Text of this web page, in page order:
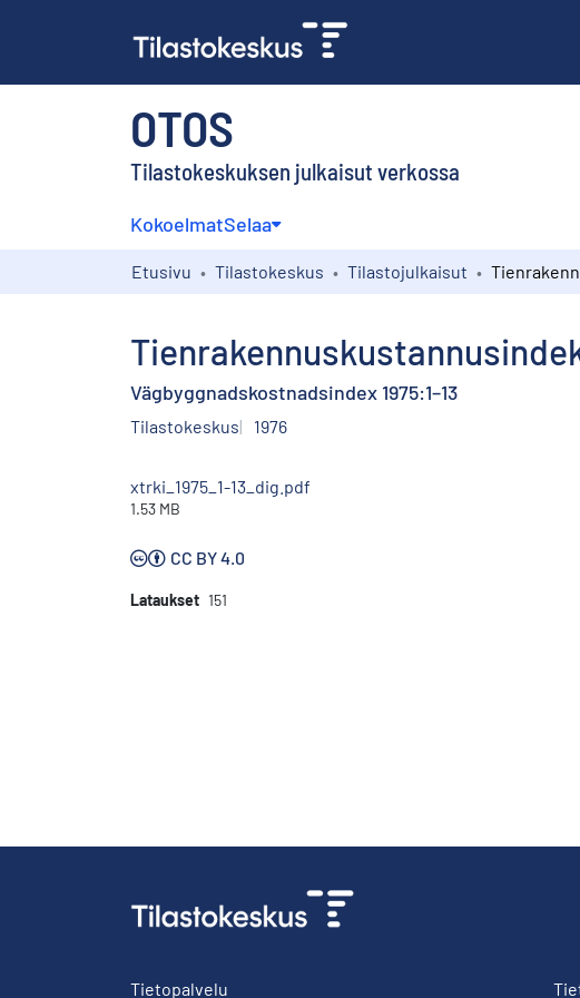
OTOS
Tilastokeskuksen julkaisut verkossa
KokoelmatSelaa
Etusivu Tilastokeskus Tilastojulkaisut
Vägbyggnadskostnadsindex 1975:1–13
Tilastokeskus 1976
xtrki_1975_1-13_dig.pdf
1.53 MB
CC BY 4.0
Lataukset 151
Tietopalvelu